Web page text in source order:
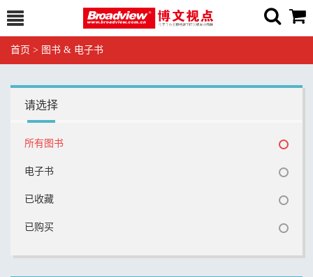
首页 > 图书 & 电子书
请选择
所有图书
电子书
已收藏
已购买